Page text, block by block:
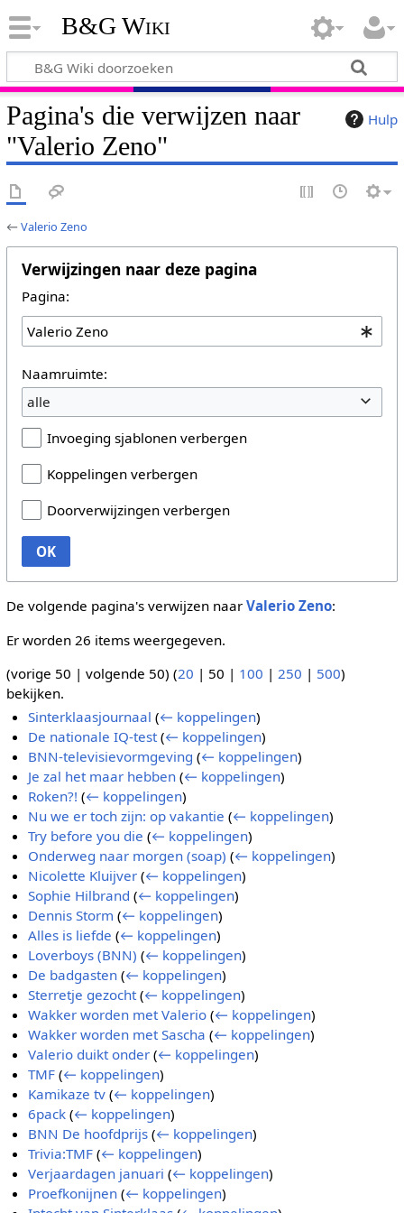
B&G Wiki
Hulp
Pagina's die verwijzen naar
"Valerio Zeno"
←Valerio Zeno
Verwijzingen naar deze pagina
Pagina:
Naamruimte:
alle
Invoeging sjablonen verbergen
Koppelingen verbergen
Doorverwijzingen verbergen
OK
De volgende pagina's verwijzen naar Valerio Zeno:
Er worden 26 items weergegeven.
(vorige 50 | volgende 50) (20 | 50 | 100 | 250 | 500)
bekijken.
Sinterklaasjournaal (← koppelingen)
De nationale IQ-test (← koppelingen)
BNN-televisievormgeving (← koppelingen)
Je zal het maar hebben (← koppelingen)
Roken?! (← koppelingen)
Nu we er toch zijn: op vakantie (← koppelingen)
Try before you die (← koppelingen)
Onderweg naar morgen (soap) (← koppelingen)
Nicolette Kluijver (← koppelingen)
Sophie Hilbrand (← koppelingen)
Dennis Storm (← koppelingen)
Alles is liefde (← koppelingen)
Loverboys (BNN) (← koppelingen)
De badgasten (← koppelingen)
Sterretje gezocht (← koppelingen)
Wakker worden met Valerio (← koppelingen)
Wakker worden met Sascha (← koppelingen)
Valerio duikt onder (← koppelingen)
TMF (← koppelingen)
Kamikaze tv (← koppelingen)
6pack (← koppelingen)
BNN De hoofdprijs (← koppelingen)
Trivia:TMF (← koppelingen)
Verjaardagen januari (← koppelingen)
Proefkonijnen (← koppelingen)